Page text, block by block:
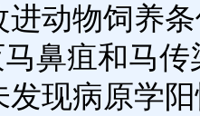
进动物饲养
马鼻疽和马
发现病原学